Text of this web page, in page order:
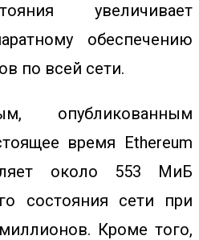
увеличивает
обеспечению
по всей сети.
опубликованным
время Ethereum
около 553 МиБ
состояния сети при
Кроме того,